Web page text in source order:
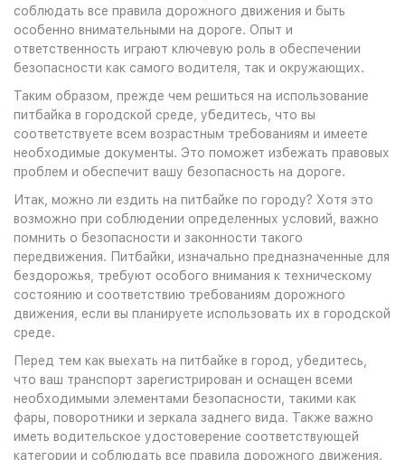
соблюдать все правила дорожного движения и быть
особенно внимательными на дороге. Опыт и
ответственность играют ключевую роль в обеспечении
безопасности как самого водителя, так и окружающих.
Таким образом, прежде чем решиться на использование
питбайка в городской среде, убедитесь, что вы
соответствуете всем возрастным требованиям и имеете
необходимые документы. Это поможет избежать правовых
проблем и обеспечит вашу безопасность на дороге.
Итак, можно ли ездить на питбайке по городу? Хотя это
возможно при соблюдении определенных условий, важно
помнить о безопасности и законности такого
передвижения. Питбайки, изначально предназначенные для
бездорожья, требуют особого внимания к техническому
состоянию и соответствию требованиям дорожного
движения, если вы планируете использовать их в городской
среде.
Перед тем как выехать на питбайке в город, убедитесь,
что ваш транспорт зарегистрирован и оснащен всеми
необходимыми элементами безопасности, такими как
фары, поворотники и зеркала заднего вида. Также важно
иметь водительское удостоверение соответствующей
категории и соблюдать все правила дорожного движения.